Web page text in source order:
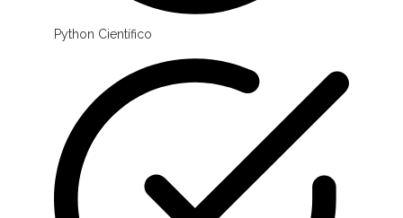
Python Científico